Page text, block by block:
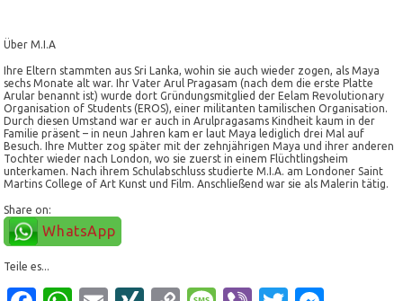
Über M.I.A
Ihre Eltern stammten aus Sri Lanka, wohin sie auch wieder zogen, als Maya
sechs Monate alt war. Ihr Vater Arul Pragasam (nach dem die erste Platte
Arular benannt ist) wurde dort Gründungsmitglied der Eelam Revolutionary
Organisation of Students (EROS), einer militanten tamilischen Organisation.
Durch diesen Umstand war er auch in Arulpragasams Kindheit kaum in der
Familie präsent – in neun Jahren kam er laut Maya lediglich drei Mal auf
Besuch. Ihre Mutter zog später mit der zehnjährigen Maya und ihrer anderen
Tochter wieder nach London, wo sie zuerst in einem Flüchtlingsheim
unterkamen. Nach ihrem Schulabschluss studierte M.I.A. am Londoner Saint
Martins College of Art Kunst und Film. Anschließend war sie als Malerin tätig.
Share on:
WhatsApp
Teile es...